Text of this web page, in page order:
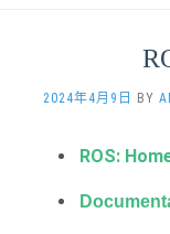
2024年4月9日 BY
ROS: